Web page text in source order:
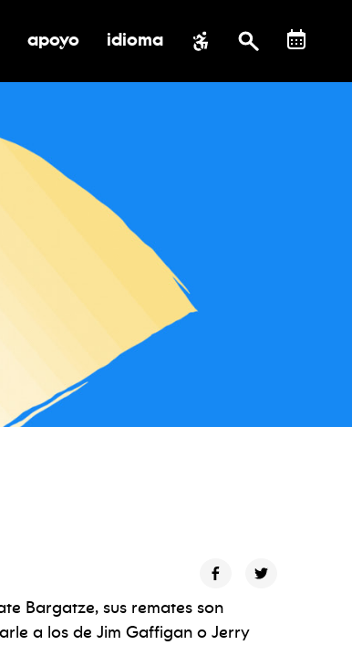
de impacto social
de educación
alternar submenú de asistencia
apoyo idioma
Bargatze, sus remates son
a los de Jim Gaffigan o Jerry